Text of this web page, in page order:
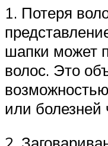
1. Потеря
шапки может
волос. Это
или болезней